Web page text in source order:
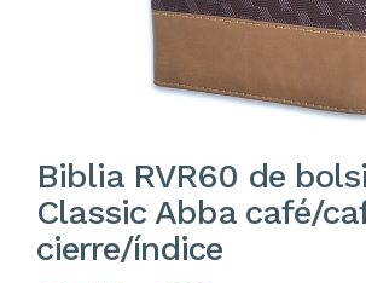
Biblia RVR60 de
Classic Abba café/
cierre/índice